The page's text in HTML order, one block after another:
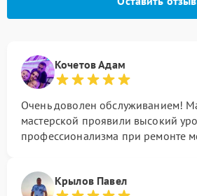
Кочетов Адам
Очень доволен обслуживанием!
мастерской проявили высокий
профессионализма при ремонте
Крылов Павел